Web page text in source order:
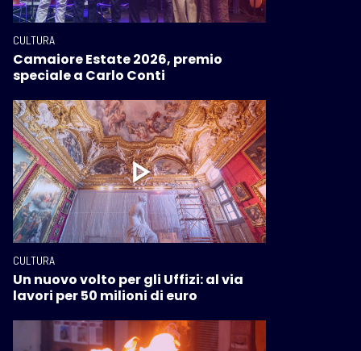
CULTURA
Camaiore Estate 2026, premio
speciale a Carlo Conti
CULTURA
Un nuovo volto per gli Uffizi: al via
lavori per 50 milioni di euro